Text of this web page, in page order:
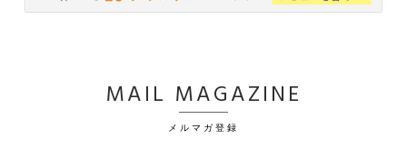
MAIL MAGAZINE
メルマガ登録